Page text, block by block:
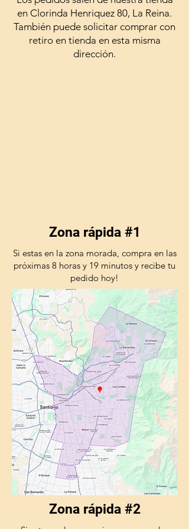
en Clorinda Henriquez 80, La Reina.
También puede solicitar comprar con
retiro en tienda en esta misma
dirección.
Zona rápida #1
Si estas en la zona morada, compra en las
próximas 8 horas y 19 minutos y recibe tu
pedido hoy!
Zona rápida #2